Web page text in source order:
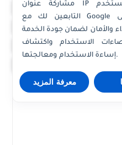
واتساب الكويت
واتساب قطر
واتساب عُمان
Powered by
مشاركة عنوان IP ووكيل المستخدم
التابعين لك مع Google بالإضافة إلى
والأمان لضمان جودة الخدمة
الاستخدام واكتشاف
إساءة الاستخدام ومعالجتها.
معرفة المزيد